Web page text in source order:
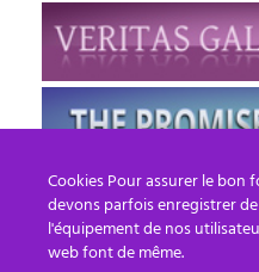
Cookies Pour assurer le bon
devons parfois enregistrer
l'équipement de nos
web font de même.